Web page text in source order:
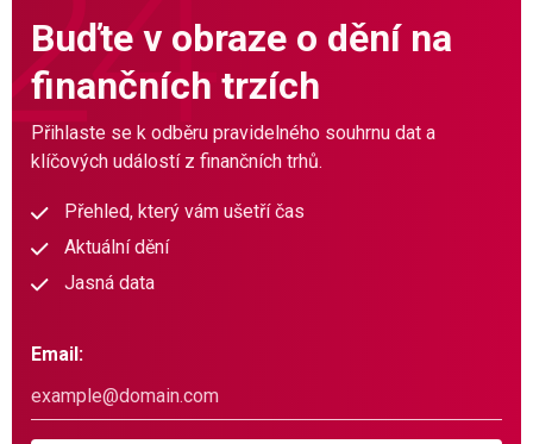
Buďte v obraze o dění na
finančních trzích
Přihlaste se k odběru pravidelného souhrnu dat a
klíčových událostí z finančních trhů.
Přehled, který vám ušetří čas
Aktuální dění
Jasná data
Email: